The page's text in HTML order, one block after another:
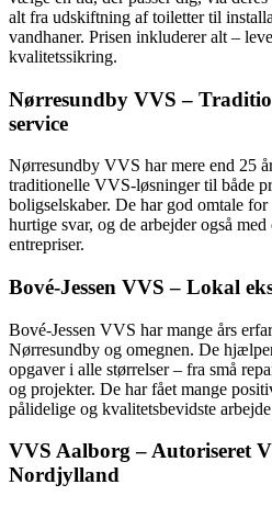
alt fra udskiftning af toiletter til
vandhaner. Prisen inkluderer alt –
kvalitetssikring.
Nørresundby VVS –
service
Nørresundby VVS har mere end 25
traditionelle VVS-løsninger til både
boligselskaber. De har god omtale
hurtige svar, og de arbejder også
entrepriser.
Bové-Jessen VVS – Lokal
Bové-Jessen VVS har mange års
Nørresundby og omegnen. De
opgaver i alle størrelser – fra små
og projekter. De har fået mange
pålidelige og kvalitetsbevidste
VVS Aalborg – Autoriseret
Nordjylland